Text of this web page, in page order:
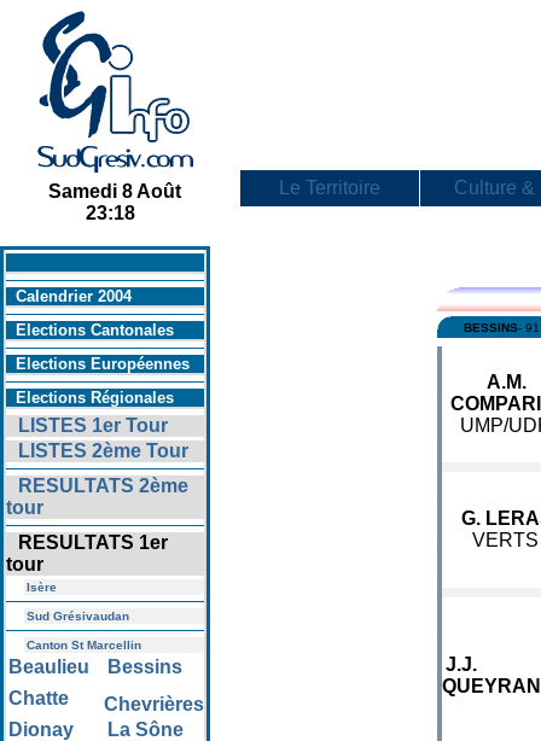
Samedi 8 Août
23:18
Le Territoire Culture &
Calendrier 2004
Elections Cantonales
Elections Européennes
Elections Régionales
LISTES 1er Tour
LISTES 2ème Tour
RESULTATS 2ème
tour
RESULTATS 1er
tour
Isère
Sud Grésivaudan
Canton St Marcellin
Beaulieu
Bessins
Chatte
Chevrières
Dionay
La Sône
BESSINS-
A.M.
UMP/
G.
VERTS
J.J.